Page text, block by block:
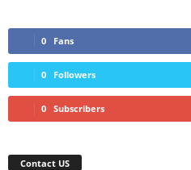
0 Fans
0 Followers
0 Subscribers
Contact US